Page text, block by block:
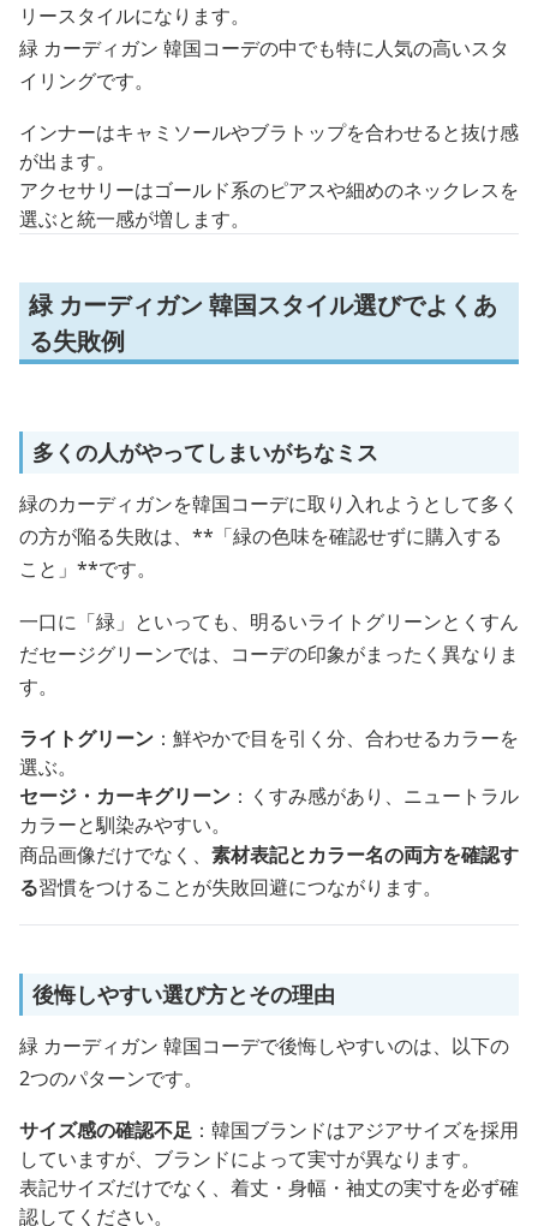
リースタイルになります。
緑 カーディガン 韓国コーデの中でも特に人気の高いスタ
イリングです。
インナーはキャミソールやブラトップを合わせると抜け感
が出ます。
アクセサリーはゴールド系のピアスや細めのネックレスを
選ぶと統一感が増します。
緑 カーディガン 韓国スタイル選びでよくあ
る失敗例
多くの人がやってしまいがちなミス
緑のカーディガンを韓国コーデに取り入れようとして多く
の方が陥る失敗は、**「緑の色味を確認せずに購入する
こと」**です。
一口に「緑」といっても、明るいライトグリーンとくすん
だセージグリーンでは、コーデの印象がまったく異なりま
す。
ライトグリーン ：鮮やかで目を引く分、合わせるカラーを
選ぶ。
セージ・カーキグリーン ：くすみ感があり、ニュートラル
カラーと馴染みやすい。
商品画像だけでなく、 素材表記とカラー名の両方を確認す
る習慣をつけることが失敗回避につながります。
後悔しやすい選び方とその理由
緑 カーディガン 韓国コーデで後悔しやすいのは、以下の
2つのパターンです。
サイズ感の確認不足 ：韓国ブランドはアジアサイズを採用
していますが、ブランドによって実寸が異なります。
表記サイズだけでなく、着丈・身幅・袖丈の実寸を必ず確
認してください。